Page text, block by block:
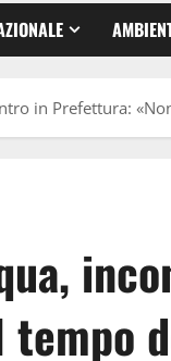
in Prefettura: